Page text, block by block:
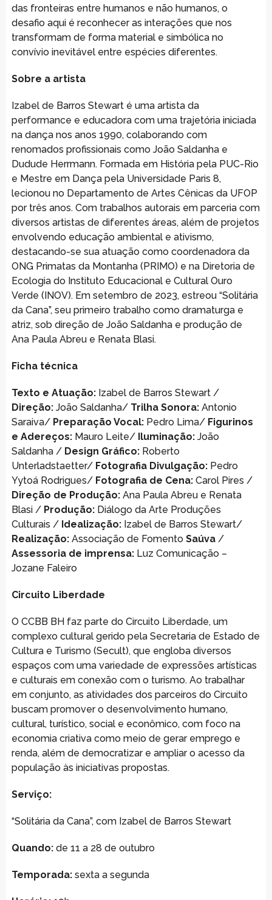
das fronteiras entre humanos e não humanos, o
desafio aqui é reconhecer as interações que nos
transformam de forma material e simbólica no
convívio inevitável entre espécies diferentes.
Sobre a artista
Izabel de Barros Stewart é uma artista da
performance e educadora com uma trajetória iniciada
na dança nos anos 1990, colaborando com
renomados profissionais como João Saldanha e
Dudude Herrmann. Formada em História pela PUC-Rio
e Mestre em Dança pela Universidade Paris 8,
lecionou no Departamento de Artes Cênicas da UFOP
por três anos. Com trabalhos autorais em parceria com
diversos artistas de diferentes áreas, além de projetos
envolvendo educação ambiental e ativismo,
destacando-se sua atuação como coordenadora da
ONG Primatas da Montanha (PRIMO) e na Diretoria de
Ecologia do Instituto Educacional e Cultural Ouro
Verde (INOV). Em setembro de 2023, estreou “Solitária
da Cana”, seu primeiro trabalho como dramaturga e
atriz, sob direção de João Saldanha e produção de
Ana Paula Abreu e Renata Blasi.
Ficha técnica
Texto e Atuação:Izabel de Barros Stewart /
Direção:João Saldanha/ Trilha Sonora:Antonio
Saraiva/ Preparação Vocal:Pedro Lima/ Figurinos
e Adereços:Mauro Leite/ Iluminação:João
Saldanha / Design Gráfico:Roberto
Unterladstaetter/ Fotografia Divulgação:Pedro
Yytoá Rodrigues/ Fotografia de Cena:Carol Pires /
Direção de Produção:Ana Paula Abreu e Renata
Blasi / Produção:Diálogo da Arte Produções
Culturais / Idealização:Izabel de Barros Stewart/
Realização:Associação de Fomento Saúva/
Assessoria de imprensa:Luz Comunicação –
Jozane Faleiro
Circuito Liberdade
O CCBB BH faz parte do Circuito Liberdade, um
complexo cultural gerido pela Secretaria de Estado de
Cultura e Turismo (Secult), que engloba diversos
espaços com uma variedade de expressões artísticas
e culturais em conexão com o turismo. Ao trabalhar
em conjunto, as atividades dos parceiros do Circuito
buscam promover o desenvolvimento humano,
cultural, turístico, social e econômico, com foco na
economia criativa como meio de gerar emprego e
renda, além de democratizar e ampliar o acesso da
população às iniciativas propostas.
Serviço:
“Solitária da Cana”, com Izabel de Barros Stewart
Quando:de 11 a 28 de outubro
Temporada:sexta a segunda